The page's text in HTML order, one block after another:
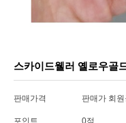
스카이드웰러 옐로우골
판매가격 판매가 회원
포인트 0점